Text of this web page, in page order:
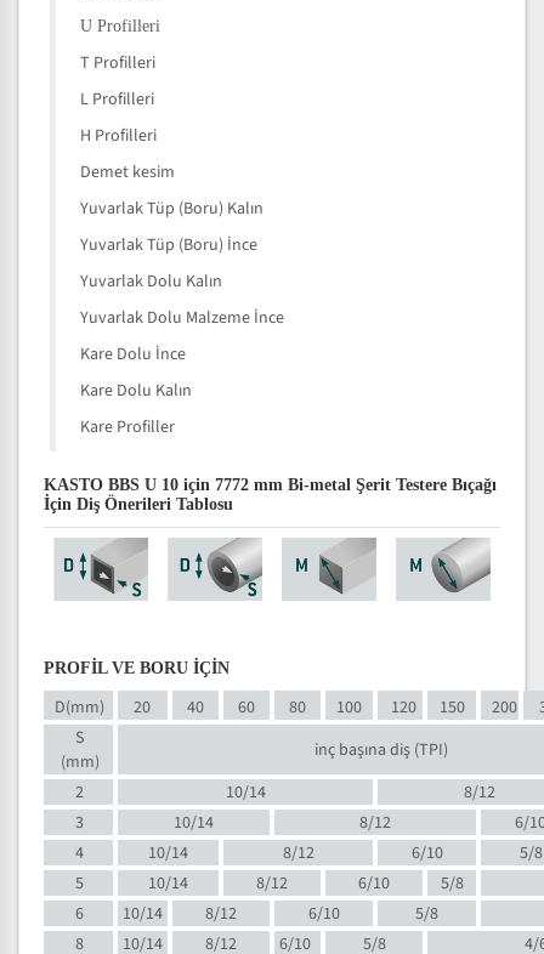
U Profilleri
T Profilleri
L Profilleri
H Profilleri
Demet kesim
Yuvarlak Tüp (Boru) Kalın
Yuvarlak Tüp (Boru) İnce
Yuvarlak Dolu Kalın
Yuvarlak Dolu Malzeme İnce
Kare Dolu İnce
Kare Dolu Kalın
Kare Profiller
KASTO BBS U 10 için 7772 mm Bi-metal Şerit Testere Bıçağı
İçin Diş Önerileri Tablosu
PROFİL VE BORU İÇİN
D(mm) 20 40 60 80 100 120 150 200
S
(mm)
inç başına diş (TPI)
2
10/14
8/12
3
10/14 8/12
6/
4
10/14 8/12 6/10
5/8
5
10/14 8/12 6/10
5/8
6
10/14 8/12 6/10
5/8
8
10/14 8/12 6/10 5/8
4/